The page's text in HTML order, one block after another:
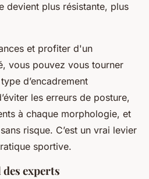
devient plus résistante, plus
et profiter d'un
vous pouvez vous tourner
d’encadrement
les erreurs de posture,
à chaque morphologie, et
risque. C’est un vrai levier
sportive.
experts